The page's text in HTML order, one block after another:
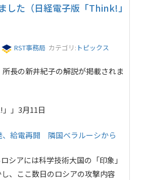
した（日経電子版「Think!」
RST事務局 カテゴリ: トピックス
長の新井紀子の解説が掲載されま
」3月11日
、給電再開 隣国ベラルーシから
シアには科学技術大国の「印象」
、ここ数日のロシアの攻撃内容